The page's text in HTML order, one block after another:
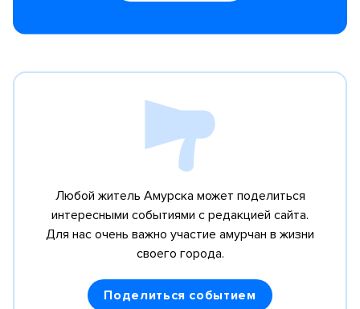
Любой житель Амурска может поделиться
интересными событиями с редакцией сайта.
Для нас очень важно участие амурчан в жизни
своего города.
Поделиться событием